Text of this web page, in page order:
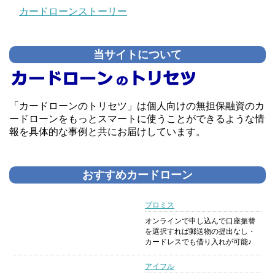
カードローンストーリー
当サイトについて
「カードローンのトリセツ」は個人向けの無担保融資のカ
ードローンをもっとスマートに使うことができるような情
報を具体的な事例と共にお届けしています。
おすすめカードローン
プロミス
オンラインで申し込んで口座振替
を選択すれば郵送物の提出なし・
カードレスでも借り入れが可能♪
アイフル